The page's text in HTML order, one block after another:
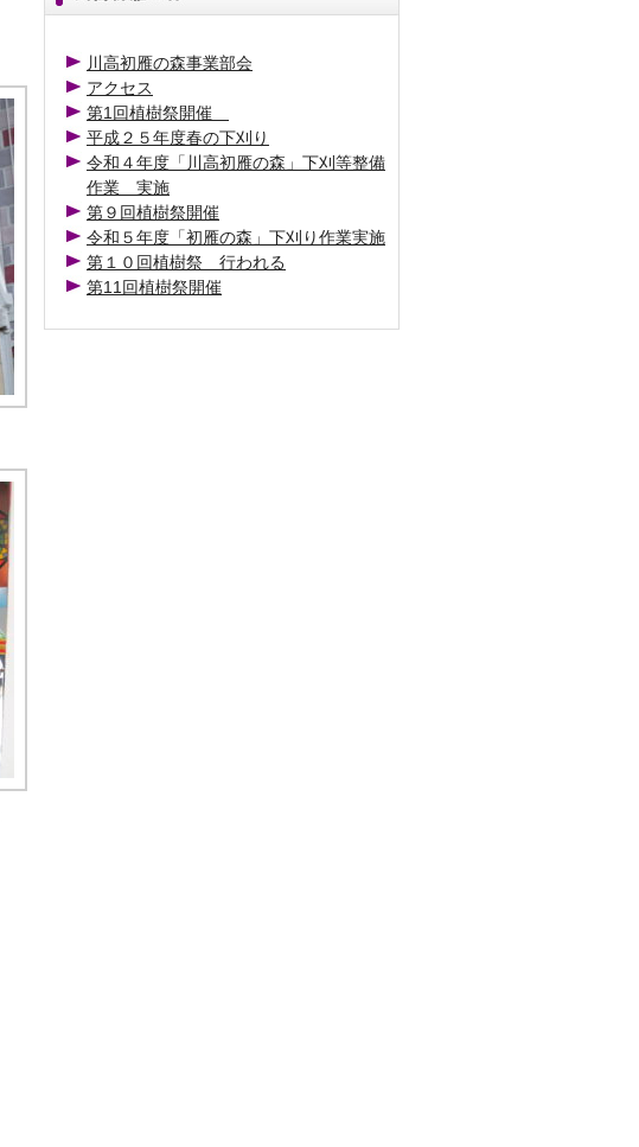
川高初雁の森事業部会
アクセス
第1回植樹祭開催
平成２５年度春の下刈り
令和４年度「川高初雁の森」下刈等整備
作業 実施
第９回植樹祭開催
令和５年度「初雁の森」下刈り作業実施
第１０回植樹祭 行われる
第11回植樹祭開催